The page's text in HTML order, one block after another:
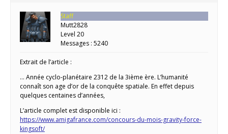
Staff
Mutt2828
Level 20
Messages : 5240
Extrait de l’article :
… Année cyclo-planétaire 2312 de la 3ième ère. L’humanité
connaît son age d’or de la conquête spatiale. En effet depuis
quelques centaines d’années,
L’article complet est disponible ici :
https://www.amigafrance.com/concours-du-mois-gravity-force-
kingsoft/